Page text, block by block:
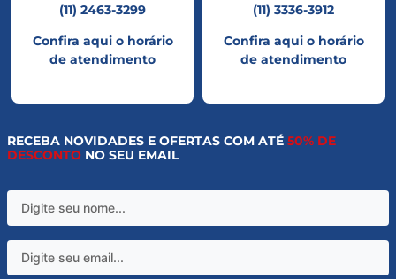
(11) 2463-3299
Confira aqui o horário
de atendimento
(11) 3336-3912
Confira aqui o horário
de atendimento
RECEBA NOVIDADES E OFERTAS COM ATÉ 50% DE
DESCONTO NO SEU EMAIL